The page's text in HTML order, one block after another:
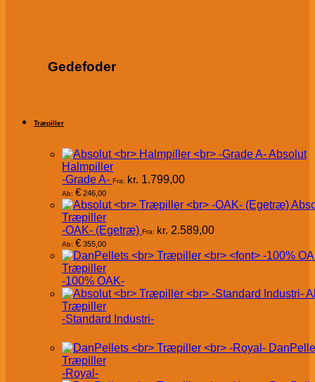
Gedefoder
Træpiller
Absolut
Halmpiller
-Grade A- Fra: kr. 1.799,00
Ab: € 246,00
Træpiller
-OAK- (Egetræ) Fra: kr. 2.589,00
Ab: € 355,00
Træpiller
-100% OAK-
Træpiller
-Standard Industri-
Træpiller
-Royal-